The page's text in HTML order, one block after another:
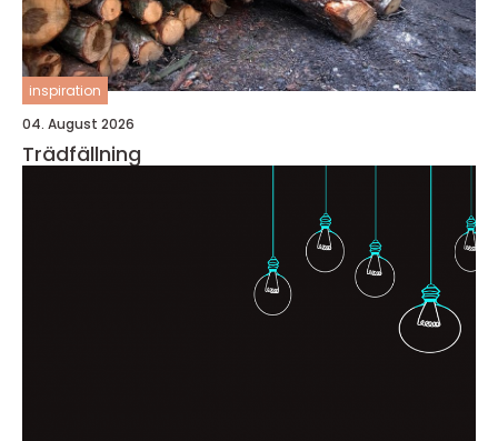
inspiration
04. August 2026
Trädfällning